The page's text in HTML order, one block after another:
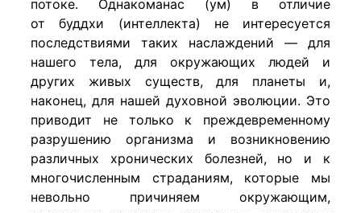
потоке. Однакоманас (ум) в отличие
от буддхи (интеллекта) не интересуется
последствиями таких наслаждений — для
нашего тела, для окружающих людей и
других живых существ, для планеты и,
наконец, для нашей духовной эволюции. Это
приводит не только к преждевременному
разрушению организма и возникновению
различных хронических болезней, но и к
многочисленным страданиям, которые мы
невольно причиняем окружающим,